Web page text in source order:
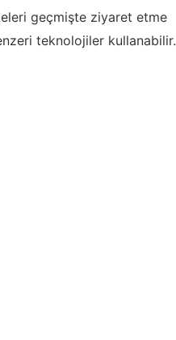
geçmişte ziyaret etme
teknolojiler kullanabilir.